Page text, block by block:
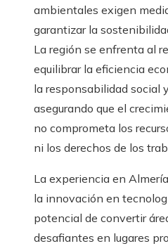
ambientales exigen
garantizar la
La región se enfrenta al
equilibrar la eficiencia
la responsabilidad social
asegurando que el
no comprometa los
ni los derechos de los
La experiencia en
la innovación en
potencial de convertir
desafiantes en lugares